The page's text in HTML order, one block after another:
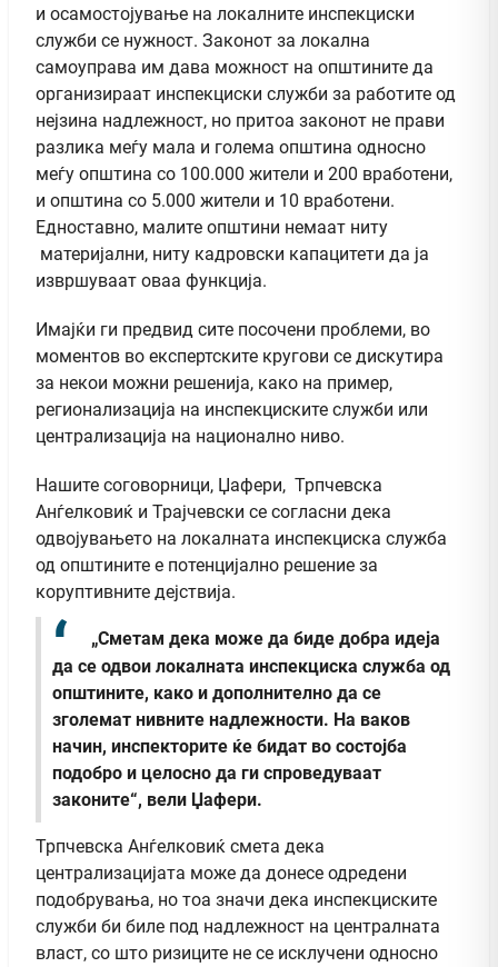
и осамостојување на локалните инспекциски
служби се нужност. Законот за локална
самоуправа им дава можност на општините да
организираат инспекциски служби за работите од
нејзина надлежност, но притоа законот не прави
разлика меѓу мала и голема општина односно
меѓу општина со 100.000 жители и 200 вработени,
и општина со 5.000 жители и 10 вработени.
Едноставно, малите општини немаат ниту
материјални, ниту кадровски капацитети да ја
извршуваат оваа функција.
Имајќи ги предвид сите посочени проблеми, во
моментов во експертските кругови се дискутира
за некои можни решенија, како на пример,
регионализација на инспекциските служби или
централизација на национално ниво.
Нашите соговорници, Џафери, Трпчевска
Анѓелковиќ и Трајчевски се согласни дека
одвојувањето на локалната инспекциска служба
од општините е потенцијално решение за
коруптивните дејствија.
„Сметам дека може да биде добра идеја
да се одвои локалната инспекциска служба од
општините, како и дополнително да се
зголемат нивните надлежности. На ваков
начин, инспекторите ќе бидат во состојба
подобро и целосно да ги спроведуваат
законите“, вели Џафери.
Трпчевска Анѓелковиќ смета дека
централизацијата може да донесе одредени
подобрувања, но тоа значи дека инспекциските
служби би биле под надлежност на централната
власт, со што ризиците не се исклучени односно